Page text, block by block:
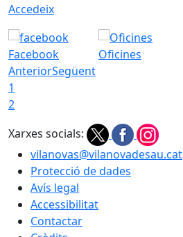
Accedeix
Facebook Oficines
AnteriorSegüent
1
2
Xarxes socials:
vilanovas@vilanovadesau.cat
Protecció de dades
Avís legal
Accessibilitat
Contactar